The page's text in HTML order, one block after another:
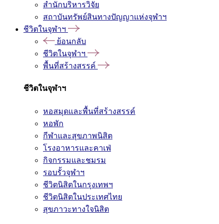
สำนักบริหารวิจัย
สถาบันทรัพย์สินทางปัญญาแห่งจุฬาฯ
ชีวิตในจุฬาฯ
ย้อนกลับ
ชีวิตในจุฬาฯ
พื้นที่สร้างสรรค์
ชีวิตในจุฬาฯ
หอสมุดและพื้นที่สร้างสรรค์
หอพัก
กีฬาและสุขภาพนิสิต
โรงอาหารและคาเฟ่
กิจกรรมและชมรม
รอบรั้วจุฬาฯ
ชีวิตนิสิตในกรุงเทพฯ
ชีวิตนิสิตในประเทศไทย
สุขภาวะทางใจนิสิต